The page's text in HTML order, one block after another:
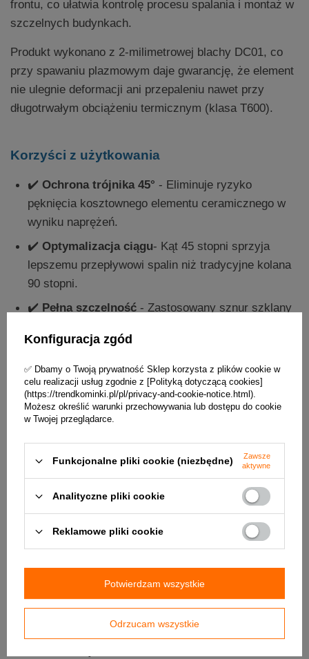
frontu, co ułatwia kontrolę procesu spalania i montaż w
szczelnych budynkach.
Produkt wykonano z 2-milimetrowej blachy DC01, co
przy spawaniu plazmowym daje gwarancję, że element
nie ulegnie deformacji ani przepaleniu nawet przy
długotrwałym obciążeniu termicznym (klasa T600).
Korzyści z użytkowania
✔️ Ochrona trójnika 45° - Eliminuje ryzyko
pęknięcia kosztownego elementu ceramicznego w
wyniku naprężeń.
✔️ Optymalizacja ciągu- Kąt 45 stopni sprzyja
lepszemu przepływowi spalin niż tradycyjne kolana
90 stopni.
✔️ Pełna szczelność - Zastosowany sznur szklany
ceramiką.
✔️Pełna szczelność- Zastosowany sznur szklany
idealnie wypełnia przestrzeń między stalą a
ceramiką.
korozję i wysokie temperatury.
Specyfikacja techniczna
Producent
-> Darco
CS120/200/45-CZ2
Średnica przyłącza
-> 120 mm
Konfiguracja zgód
✅ Dbamy o Twoją prywatność Sklep korzysta z plików cookie w
celu realizacji usług zgodnie z [Polityką dotyczącą cookies]
(https://trendkominki.pl/pl/privacy-and-cookie-notice.html).
Możesz określić warunki przechowywania lub dostępu do cookie
w Twojej przeglądarce.
Funkcjonalne pliki cookie (niezbędne)
Zawsze
aktywne
Analityczne pliki cookie
Reklamowe pliki cookie
Odrzucam wszystkie
Potwierdzam wszystkie